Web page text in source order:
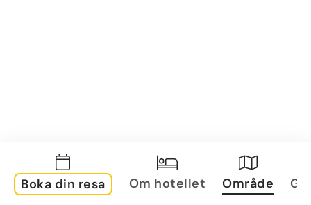
Boka din resa Om hotellet Område